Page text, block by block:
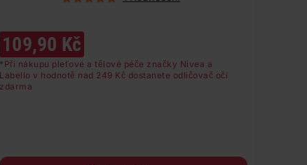
109,90 Kč
*Při nákupu pleťové a tělové péče značky Nivea a
Labello v hodnotě nad 249 Kč dostanete odličovač očí
zdarma